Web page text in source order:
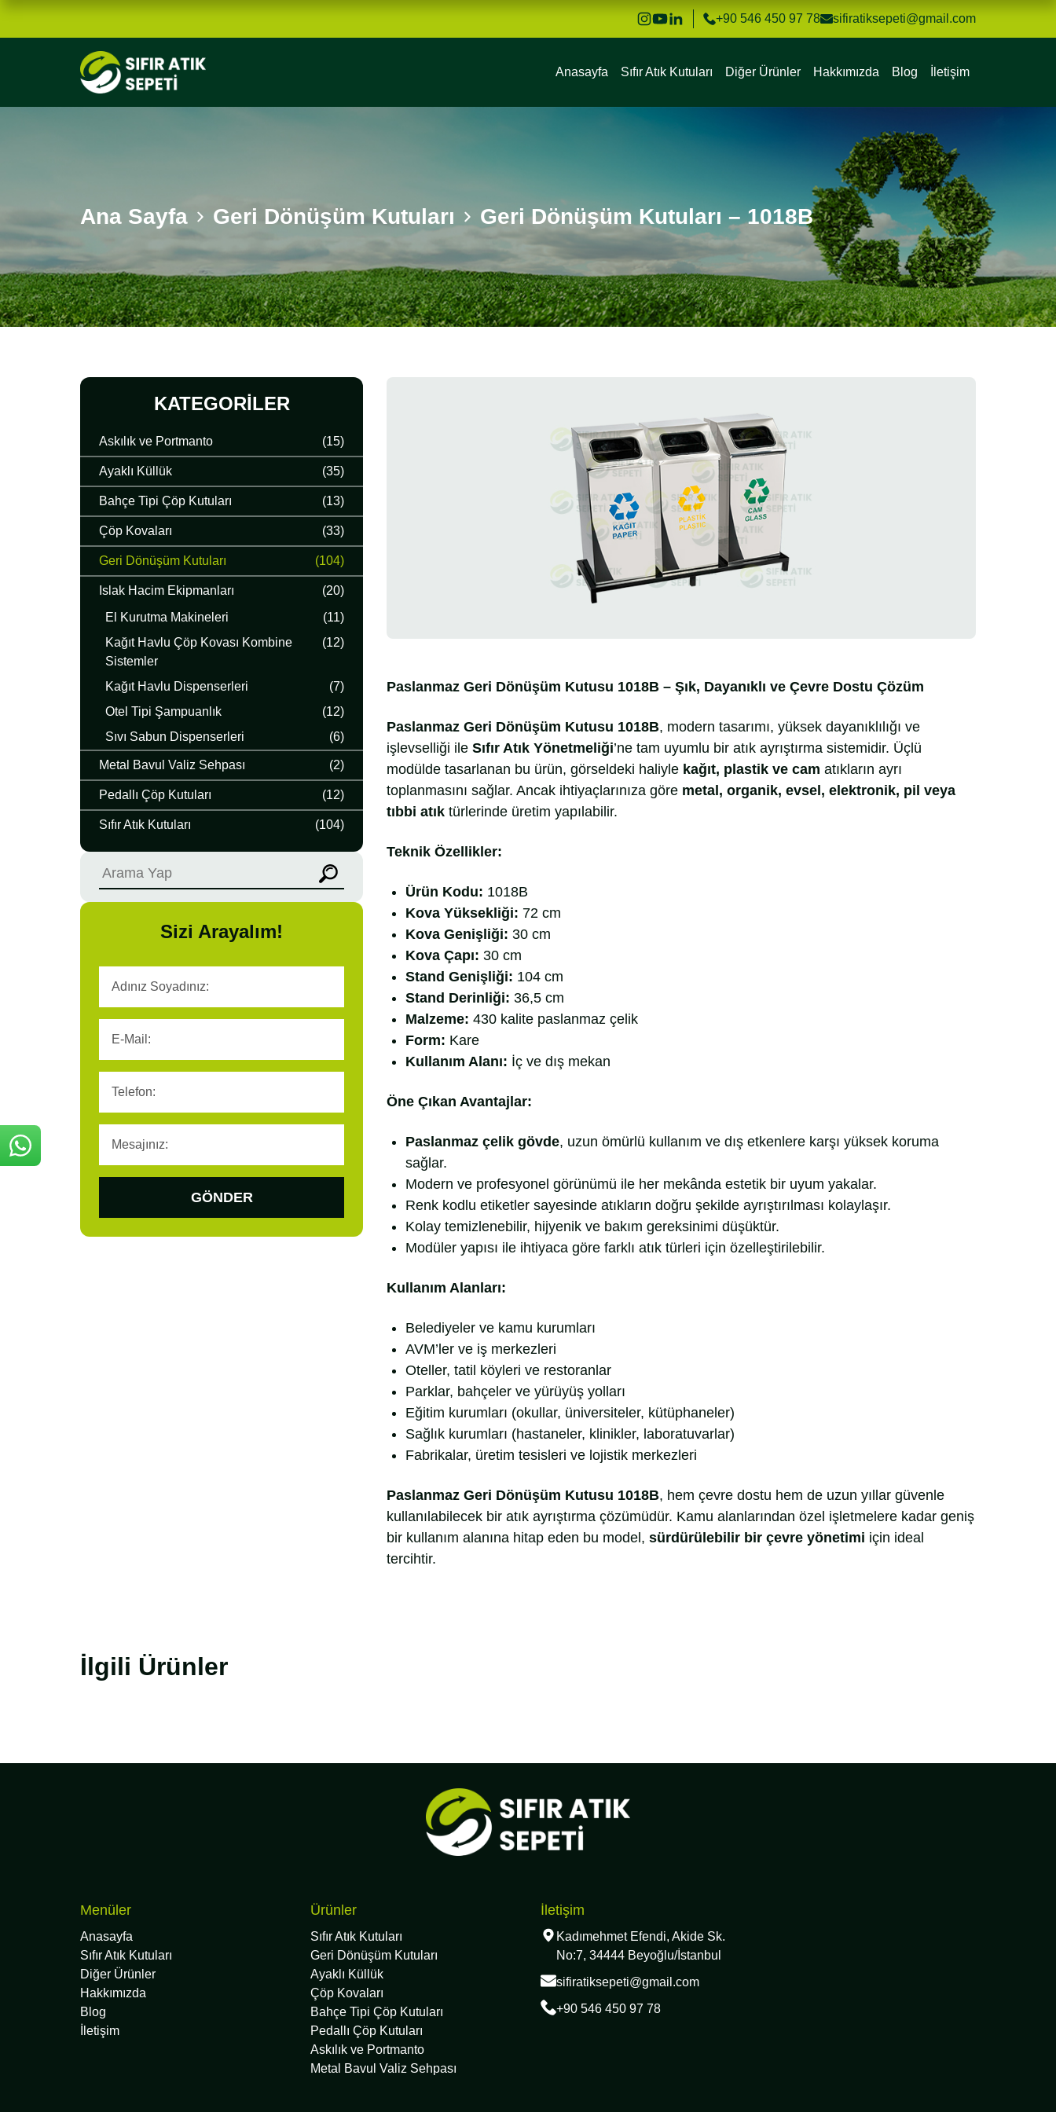
+90 546 450 97 78 sifiratiksepeti@gmail.com
Anasayfa Sıfır Atık Kutuları Diğer Ürünler Hakkımızda Blog İletişim
Ana Sayfa Geri Dönüşüm Kutuları Geri Dönüşüm Kutuları – 1018B
KATEGORILER
Askılık ve Portmanto (15)
Ayaklı Küllük (35)
Bahçe Tipi Çöp Kutuları (13)
Çöp Kovaları (33)
Geri Dönüşüm Kutuları (104)
Islak Hacim Ekipmanları
(20)
El Kurutma Makineleri
(11)
Kağıt Havlu Çöp Kovası Kombine
Sistemler
(12)
Kağıt Havlu Dispenserleri
(7)
Otel Tipi Şampuanlık
(12)
Sıvı Sabun Dispenserleri
(6)
Metal Bavul Valiz Sehpası (2)
Pedallı Çöp Kutuları (12)
Sıfır Atık Kutuları (104)
Sizi Arayalım!
GÖNDER
Paslanmaz Geri Dönüşüm Kutusu 1018B – Şık, Dayanıklı ve Çevre Dostu Çözüm
Paslanmaz Geri Dönüşüm Kutusu 1018B, modern tasarımı, yüksek dayanıklılığı ve
işlevselliği ile Sıfır Atık Yönetmeliği’ne tam uyumlu bir atık ayrıştırma sistemidir. Üçlü
modülde tasarlanan bu ürün, görseldeki haliyle kağıt, plastik ve cam atıkların ayrı
toplanmasını sağlar. Ancak ihtiyaçlarınıza göre metal, organik, evsel, elektronik, pil veya
tıbbi atık türlerinde üretim yapılabilir.
Teknik Özellikler:
Ürün Kodu: 1018B
Kova Yüksekliği: 72 cm
Kova Genişliği: 30 cm
Kova Çapı: 30 cm
Stand Genişliği: 104 cm
Stand Derinliği: 36,5 cm
Malzeme: 430 kalite paslanmaz çelik
Form: Kare
Kullanım Alanı: İç ve dış mekan
Öne Çıkan Avantajlar:
Paslanmaz çelik gövde, uzun ömürlü kullanım ve dış etkenlere karşı yüksek koruma
sağlar.
Modern ve profesyonel görünümü ile her mekânda estetik bir uyum yakalar.
Renk kodlu etiketler sayesinde atıkların doğru şekilde ayrıştırılması kolaylaşır.
Kolay temizlenebilir, hijyenik ve bakım gereksinimi düşüktür.
Modüler yapısı ile ihtiyaca göre farklı atık türleri için özelleştirilebilir.
Kullanım Alanları:
Belediyeler ve kamu kurumları
AVM’ler ve iş merkezleri
Oteller, tatil köyleri ve restoranlar
Parklar, bahçeler ve yürüyüş yolları
Eğitim kurumları (okullar, üniversiteler, kütüphaneler)
Sağlık kurumları (hastaneler, klinikler, laboratuvarlar)
Fabrikalar, üretim tesisleri ve lojistik merkezleri
Paslanmaz Geri Dönüşüm Kutusu 1018B, hem çevre dostu hem de uzun yıllar güvenle
kullanılabilecek bir atık ayrıştırma çözümüdür. Kamu alanlarından özel işletmelere kadar geniş
bir kullanım alanına hitap eden bu model, sürdürülebilir bir çevre yönetimi için ideal
tercihtir.
İlgili Ürünler
Menüler
Anasayfa
Sıfır Atık Kutuları
Diğer Ürünler
Hakkımızda
Blog
İletişim
Ürünler
Sıfır Atık Kutuları
Geri Dönüşüm Kutuları
Ayaklı Küllük
Çöp Kovaları
Bahçe Tipi Çöp Kutuları
Pedallı Çöp Kutuları
Askılık ve Portmanto
Metal Bavul Valiz Sehpası
İletişim
Kadımehmet Efendi, Akide Sk.
No:7, 34444 Beyoğlu/İstanbul
sifiratiksepeti@gmail.com
+90 546 450 97 78